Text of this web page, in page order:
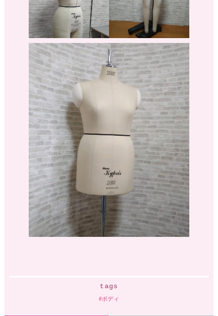
tags
ボディ